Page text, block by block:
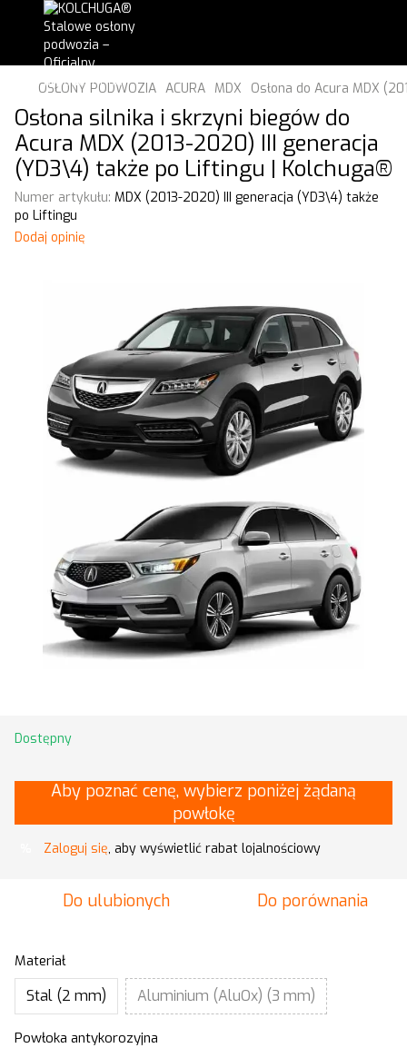
OSŁONY PODWOZIA ACURA MDX Osłona do Acura MDX
Osłona silnika i skrzyni biegów do
Acura MDX (2013-2020) III generacja
(YD3\4) także po Liftingu | Kolchuga®
Numer artykułu: MDX (2013-2020) III generacja (YD3\4) także
po Liftingu
Dodaj opinię
Dostępny
Aby poznać cenę, wybierz poniżej żądaną
powłokę
Zaloguj się, aby wyświetlić rabat lojalnościowy
Do ulubionych Do porównania
Materiał
Stal (2 mm) Aluminium (AluOx) (3 mm)
Powłoka antykorozyjna